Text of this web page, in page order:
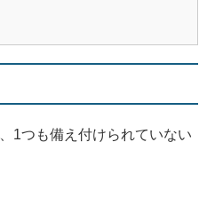
1つも備え付けられていない